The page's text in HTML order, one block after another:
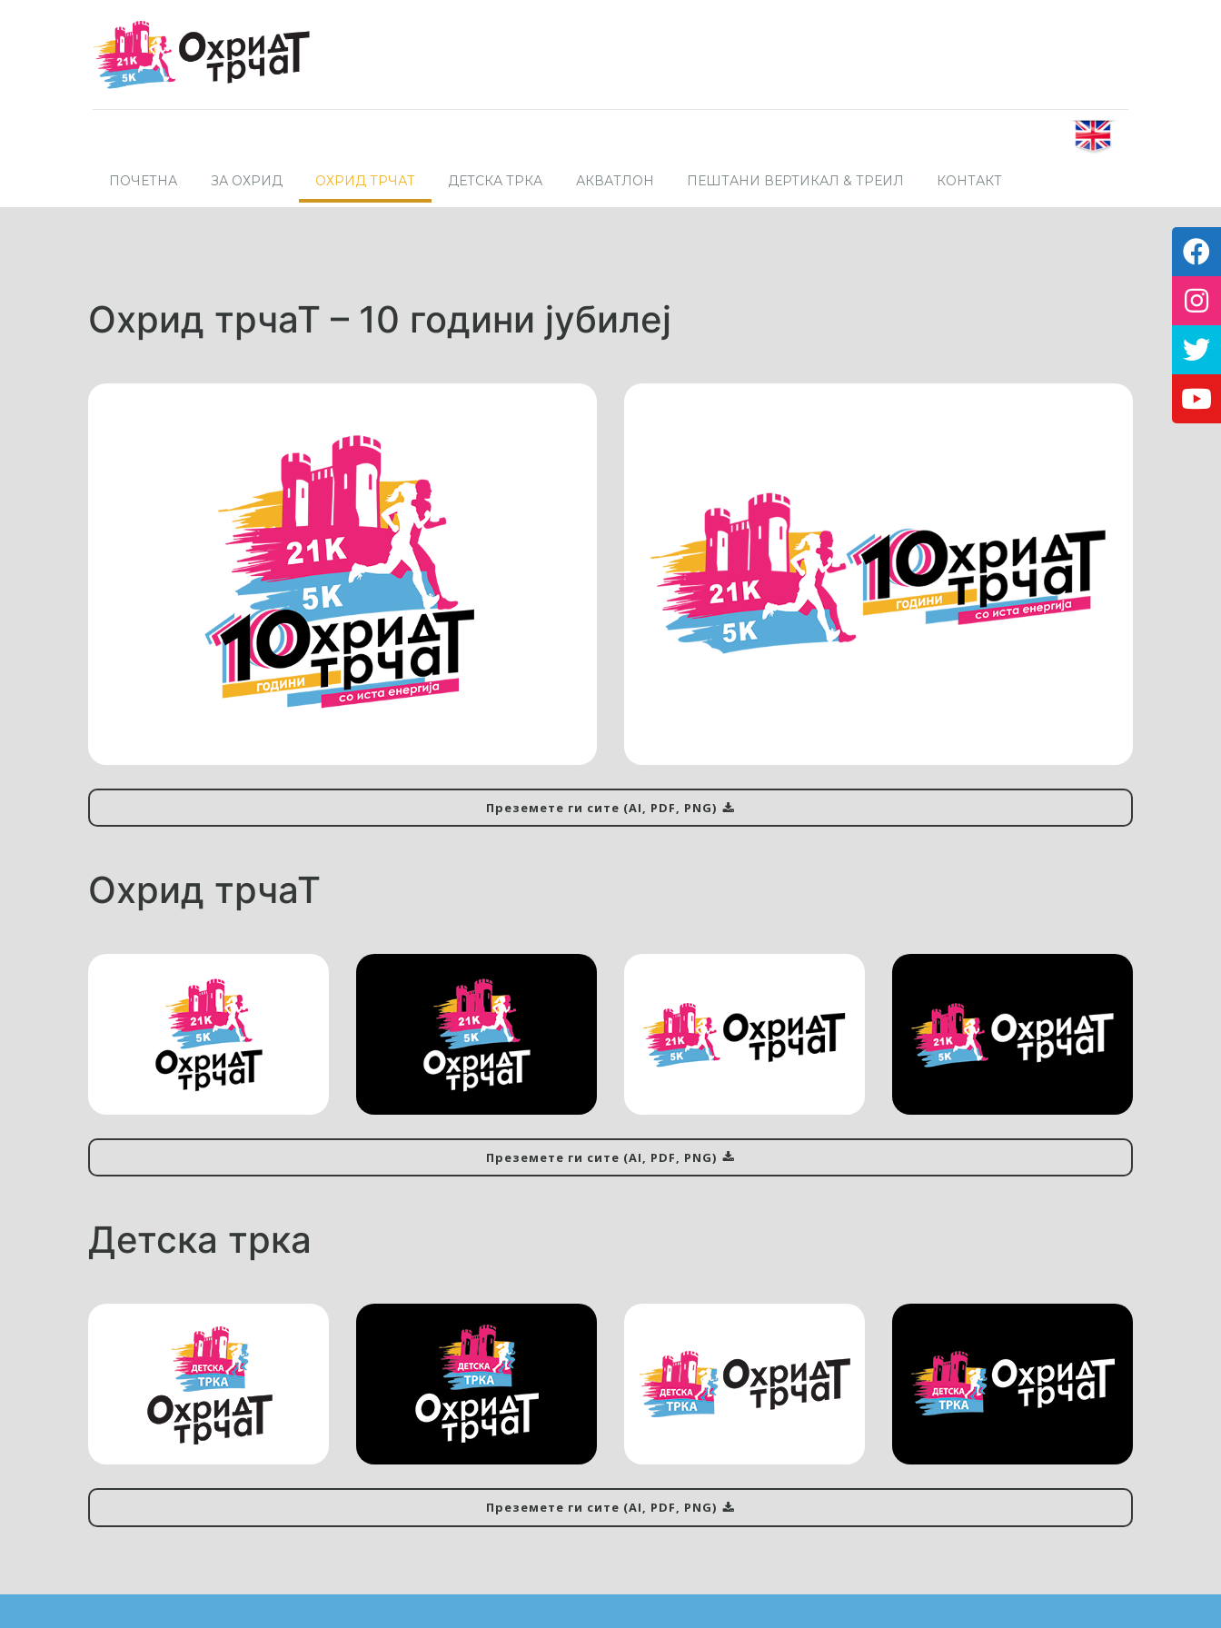
ПОЧЕТНА ЗА ОХРИД ОХРИД ТРЧАТ ДЕТСКА ТРКА АКВАТЛОН ПЕШТАНИ ВЕРТИКАЛ & ТРЕИЛ КОНТАКТ
Охрид трчаТ – 10 години јубилеј
Преземете ги сите (AI, PDF, PNG)
Охрид трчаТ
Преземете ги сите (AI, PDF, PNG)
Детска трка
Преземете ги сите (AI, PDF, PNG)